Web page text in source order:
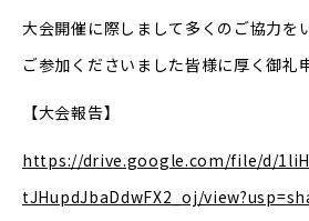
大会開催に際しまして多くのご協力を
ご参加くださいました皆様に厚く御礼
【大会報告】
https://drive.google.com/file/d/
tJHupdJbaDdwFX2_oj/